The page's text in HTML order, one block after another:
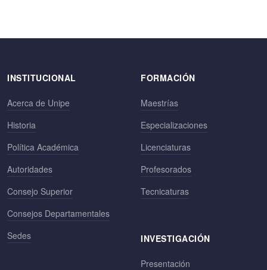
INSTITUCIONAL
Acerca de Unipe
Historia
Política Académica
Autoridades
Consejo Superior
Consejos Departamentales
Sedes
FORMACIÓN
Maestrías
Especializaciones
Licenciaturas
Profesorados
Tecnicaturas
INVESTIGACIÓN
Presentación